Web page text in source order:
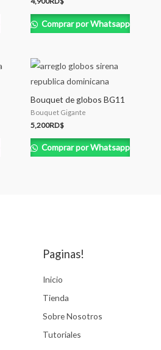
Comprar por Whatsapp
Bouquet de globos BG11
Bouquet Gigante
5,200RD$
Comprar por Whatsapp
Paginas!
Inicio
Tienda
Sobre Nosotros
Tutoriales